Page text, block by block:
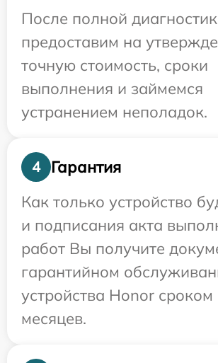
После полной
предоставим на
точную стоимость, сроки
выполнения и займемся
устранением неполадок.
4
Гарантия
Как только устройство
и подписания акта
работ Вы получите
гарантийном
устройства Honor
месяцев.